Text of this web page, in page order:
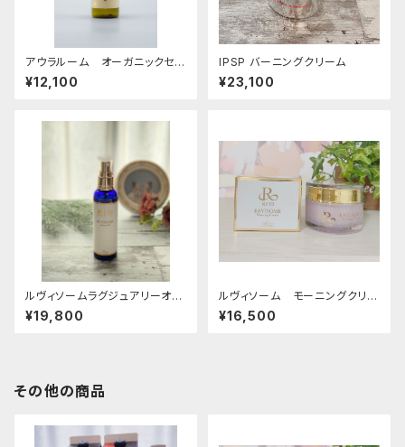
アウラルーム オーガニックセラ
ム
¥12,100
IPSP バーニングクリーム
¥23,100
ルヴィソームラグジュアリーオイ
ル
¥19,800
ルヴィソーム モーニングクリー
ム
¥16,500
その他の商品